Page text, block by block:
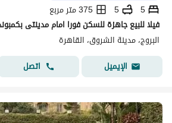
5
5
375 متر مربع
البروج، مدينة الشروق، القاهرة
الإيميل
اتصل